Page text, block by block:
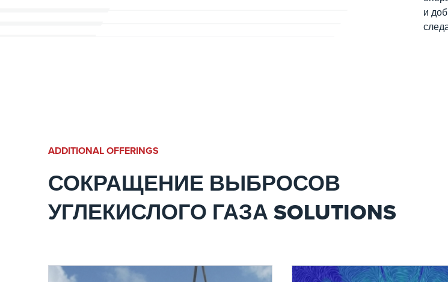
и
ADDITIONAL OFFERINGS
СОКРАЩЕНИЕ ВЫБРОСОВ
УГЛЕКИСЛОГО ГАЗА SOLUTIONS